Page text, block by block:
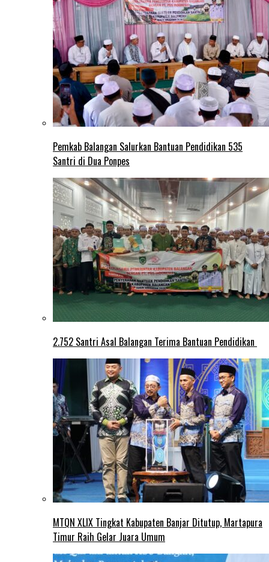
Pemkab Balangan Salurkan Bantuan Pendidikan 535
Santri di Dua Ponpes
2.752 Santri Asal Balangan Terima Bantuan Pendidikan
MTQN XLIX Tingkat Kabupaten Banjar Ditutup, Martapura
Timur Raih Gelar Juara Umum